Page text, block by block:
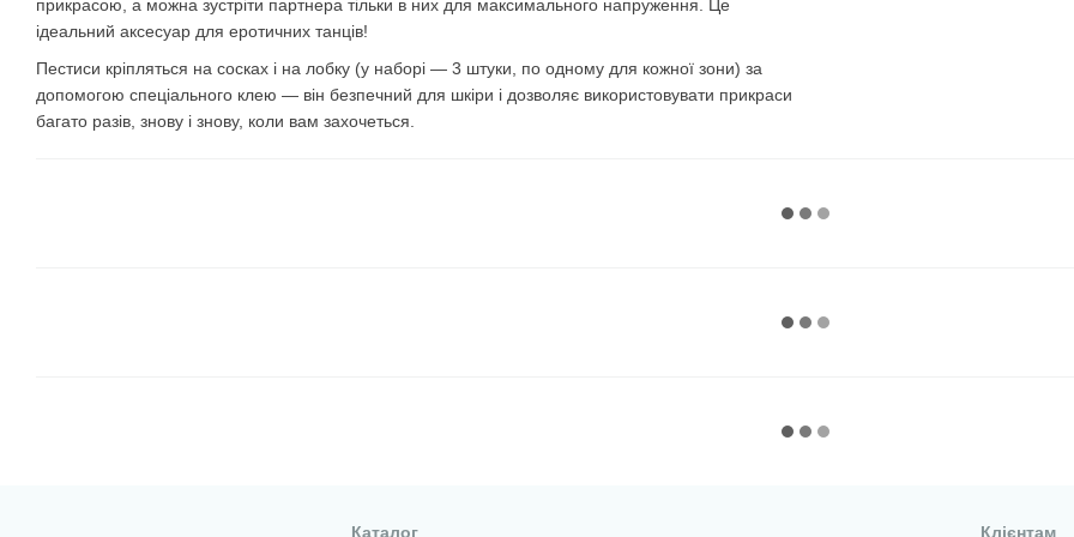
прикрасою, а можна зустріти партнера тільки в них для максимального напруження. Це
ідеальний аксесуар для еротичних танців!
Пестиси кріпляться на сосках і на лобку (у наборі — 3 штуки, по одному для кожної зони) за
допомогою спеціального клею — він безпечний для шкіри і дозволяє використовувати прикраси
багато разів, знову і знову, коли вам захочеться.
Каталог Клієнтам